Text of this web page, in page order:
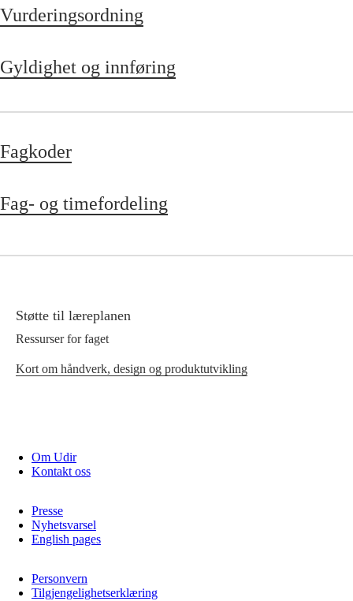
Vurderingsordning
Gyldighet og innføring
Fagkoder
Fag- og timefordeling
Støtte til læreplanen
Ressurser for faget
Kort om håndverk, design og produktutvikling
Om Udir
Kontakt oss
Presse
Nyhetsvarsel
English pages
Personvern
Tilgjengelighetserklæring